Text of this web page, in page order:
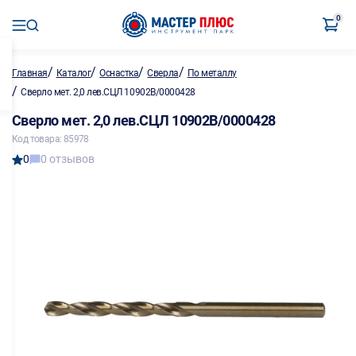
0
Главная/ Каталог/Оснастка/Сверла/ По металлу
/ Сверло мет. 2,0 лев.СЦЛ 10902B/0000428
Сверло мет. 2,0 лев.СЦЛ 10902B/0000428
Код товара: 85978
0 0 отзывов